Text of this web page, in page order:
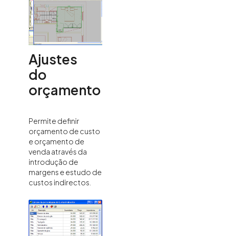
Ajustes
do
orçamento
Permite definir
orçamento de custo
e orçamento de
venda através da
introdução de
margens e estudo de
custos indirectos.